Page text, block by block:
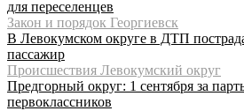
для переселенцев
Закон и порядок Георгиевск
В Левокумском округе в ДТП
пассажир
Происшествия Левокумский округ
Предгорный округ: 1 сентября за
первоклассников